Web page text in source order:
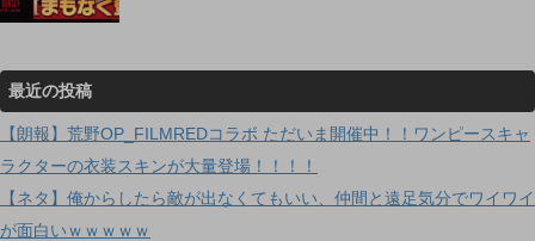
最近の投稿
【朗報】荒野OP_FILMREDコラボ ただいま開催中！！ワンピースキャ
ラクターの衣装スキンが大量登場！！！！
【ネタ】俺からしたら敵が出なくてもいい、仲間と遠足気分でワイワイ
が面白いｗｗｗｗｗ